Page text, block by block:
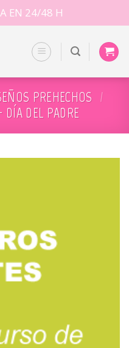
EN 24/48 H
PREHECHOS /
DÍA DEL PADRE